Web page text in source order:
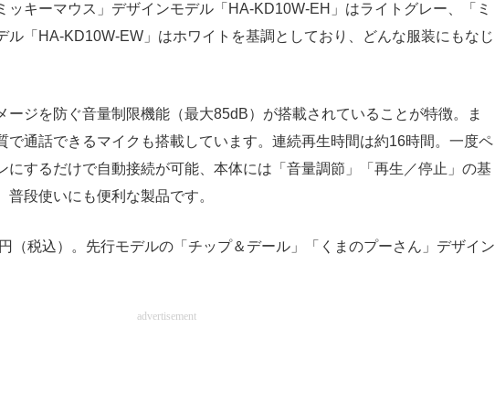
ッキーマウス」デザインモデル「HA-KD10W-EH」はライトグレー、「ミ
ル「HA-KD10W-EW」はホワイトを基調としており、どんな服装にもなじ
ジを防ぐ音量制限機能（最大85dB）が搭載されていることが特徴。ま
で通話できるマイクも搭載しています。連続再生時間は約16時間。一度ペ
にするだけで自動接続が可能、本体には「音量調節」「再生／停止」の基
段使いにも便利な製品です。
（税込）。先行モデルの「チップ＆デール」「くまのプーさん」デザイン
advertisement